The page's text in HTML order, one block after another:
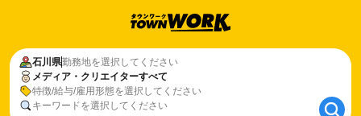
石川県勤務地を選択してください
メディア・クリエイターすべて
特徴/給与/雇用形態を選択してください
キーワードを選択してください
石川県
メディア・クリエイターすべて